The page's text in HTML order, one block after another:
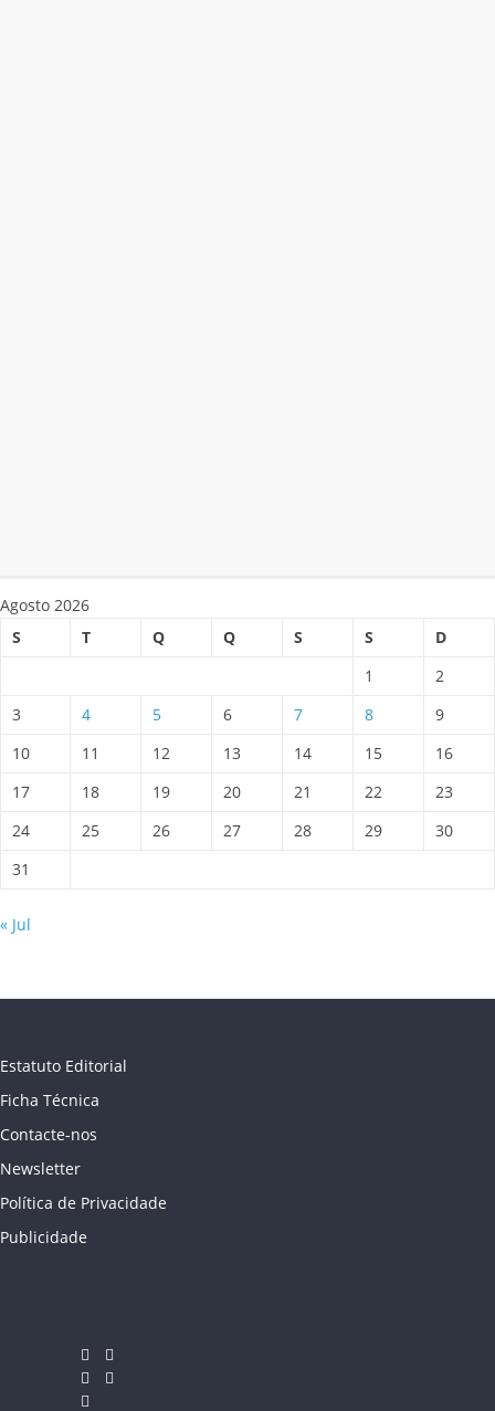
Agosto 2026
S
T Q Q S S
D
1
2
3
4 5 6 7 8
9
10
11 12 13 14 15
16
17
18 19 20 21 22
23
24
25 26 27 28 29
30
31
« Jul
Estatuto Editorial
Ficha Técnica
Contacte-nos
Newsletter
Política de Privacidade
Publicidade